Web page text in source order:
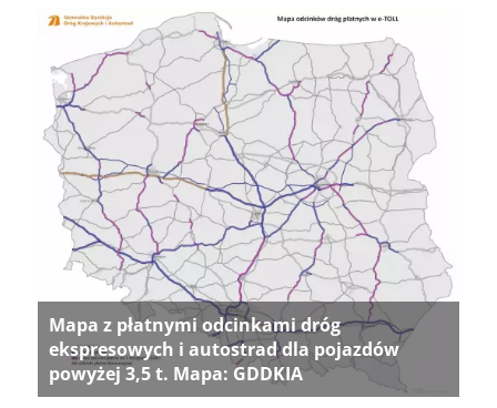
Mapa z płatnymi odcinkami dróg
ekspresowych i autostrad dla pojazdów
powyżej 3,5 t. Mapa: GDDKIA